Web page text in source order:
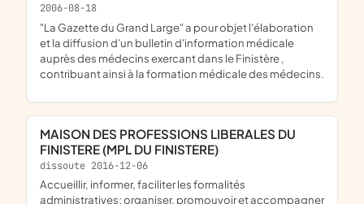
2006-08-18
"La Gazette du Grand Large" a pour objet l'élaboration
et la diffusion d'un bulletin d'information médicale
auprès des médecins exercant dans le Finistère ,
contribuant ainsi à la formation médicale des médecins.
MAISON DES PROFESSIONS LIBERALES DU
FINISTERE (MPL DU FINISTERE)
dissoute 2016-12-06
accueillir, informer, faciliter les formalités
administratives; organiser, promouvoir et accompagner